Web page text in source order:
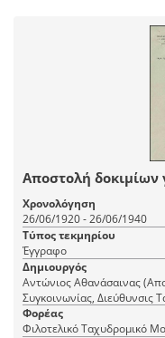
Αποστολή
Χρονολόγηση
26/06/1920 - 26/06/1940
Τύπος τεκμηρίου
Έγγραφο
Δημιουργός
Αντώνιος Αθανάσαινας
Συγκοινωνίας, Διεύθυνσις
Επιταγών (Παραλήπτης)
Φορέας
Φιλοτελικό Ταχυδρομικό